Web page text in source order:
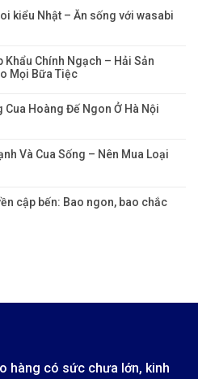
kiểu Nhật – Ăn sống với wasabi
Khẩu Chính Ngạch – Hải Sản
Mọi Bữa Tiệc
Cua Hoàng Đế Ngon Ở Hà Nội
Và Cua Sống – Nên Mua Loại
cập bến: Bao ngon, bao chắc
hàng có sức chưa lớn, kinh